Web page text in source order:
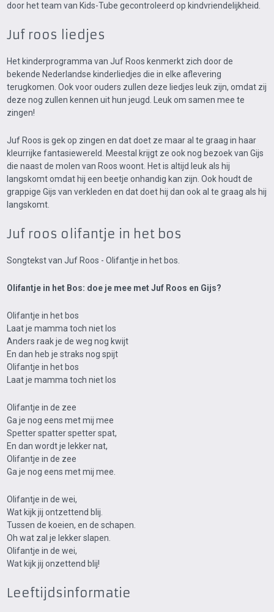
door het team van Kids-Tube gecontroleerd op kindvriendelijkheid.
Juf roos liedjes
Het kinderprogramma van Juf Roos kenmerkt zich door de
bekende Nederlandse kinderliedjes die in elke aflevering
terugkomen. Ook voor ouders zullen deze liedjes leuk zijn, omdat zij
deze nog zullen kennen uit hun jeugd. Leuk om samen mee te
zingen!
Juf Roos is gek op zingen en dat doet ze maar al te graag in haar
kleurrijke fantasiewereld. Meestal krijgt ze ook nog bezoek van Gijs
die naast de molen van Roos woont. Het is altijd leuk als hij
langskomt omdat hij een beetje onhandig kan zijn. Ook houdt de
grappige Gijs van verkleden en dat doet hij dan ook al te graag als hij
langskomt.
Juf roos olifantje in het bos
Songtekst van Juf Roos - Olifantje in het bos.
Olifantje in het Bos: doe je mee met Juf Roos en Gijs?
Olifantje in het bos
Laat je mamma toch niet los
Anders raak je de weg nog kwijt
En dan heb je straks nog spijt
Olifantje in het bos
Laat je mamma toch niet los
Olifantje in de zee
Ga je nog eens met mij mee
Spetter spatter spetter spat,
En dan wordt je lekker nat,
Olifantje in de zee
Ga je nog eens met mij mee.
Olifantje in de wei,
Wat kijk jij ontzettend blij.
Tussen de koeien, en de schapen.
Oh wat zal je lekker slapen.
Olifantje in de wei,
Wat kijk jij onzettend blij!
Leeftijdsinformatie